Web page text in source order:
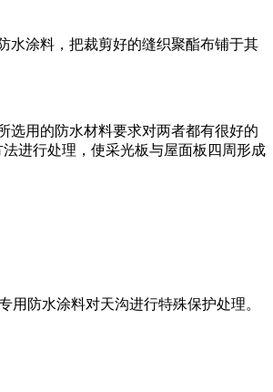
涂料，把裁剪好的缝织聚酯布铺于其
用的防水材料要求对两者都有很好的
进行处理，使采光板与屋面板四周形成
防水涂料对天沟进行特殊保护处理。